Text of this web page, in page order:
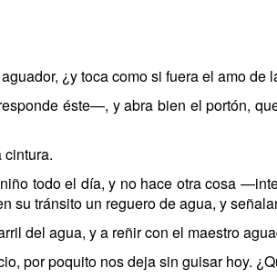
¿y toca como si fuera el amo de
éste—, y abra bien el portón,
todo el día, y no hace otra cosa
su tránsito un reguero de agua, y
del agua, y a reñir con el maestro
por poquito nos deja sin guisar hoy.